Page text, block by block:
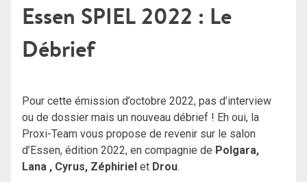
Essen SPIEL 2022 : Le
Débrief
Pour cette émission d’octobre 2022, pas d’interview
ou de dossier mais un nouveau débrief ! Eh oui, la
Proxi-Team vous propose de revenir sur le salon
d’Essen, édition 2022, en compagnie de Polgara,
Lana , Cyrus, Zéphiriel et Drou.